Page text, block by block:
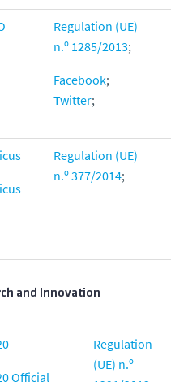
Regulation (UE)
n.º 1285/2013;
Facebook;
Twitter;
Regulation (UE)
n.º 377/2014;
and Innovation
Official
Regulation
(UE) n.º